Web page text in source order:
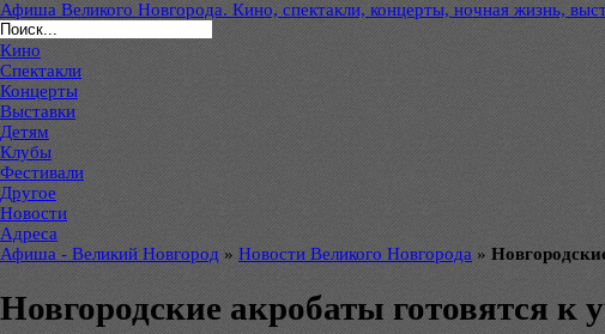
Афиша Великого Новгорода. Кино, спектакли, концерты, ночная жизнь,
Кино
Спектакли
Концерты
Выставки
Детям
Клубы
Фестивали
Другое
Новости
Адреса
Афиша - Великий Новгород » Новости Великого Новгорода »
Новгородские акробаты готовятся